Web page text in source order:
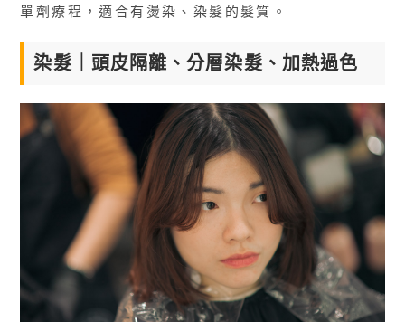
單劑療程，適合有燙染、染髮的髮質。
染髮｜頭皮隔離、分層染髮、加熱過色